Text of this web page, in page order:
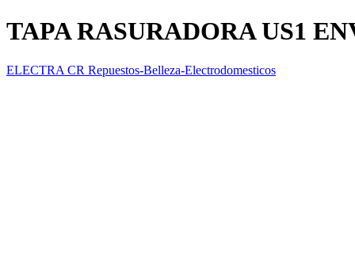
TAPA RASURADORA US1
ELECTRA CR Repuestos-Belleza-Electrodomesticos